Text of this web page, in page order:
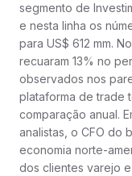
segmento de
e nesta linha os
para US$ 612 mm.
recuaram 13% no
observados nos
plataforma de trade
comparação anual.
analistas, o CFO do
economia norte-
dos clientes varejo